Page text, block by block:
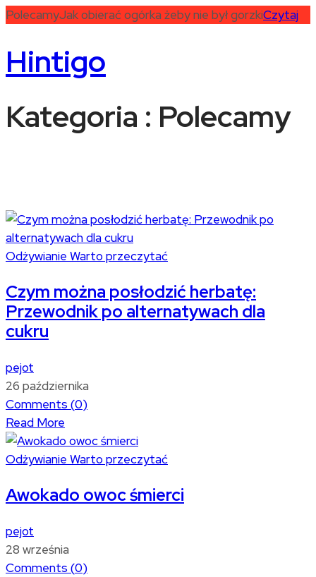
PolecamyJak obierać ogórka żeby nie był gorzkiCzytaj
Hintigo
Kategoria : Polecamy
Odżywianie Warto przeczytać
Czym można posłodzić herbatę:
Przewodnik po alternatywach dla
cukru
pejot
26 października
Comments (0)
Read More
Odżywianie Warto przeczytać
Awokado owoc śmierci
pejot
28 września
Comments (0)